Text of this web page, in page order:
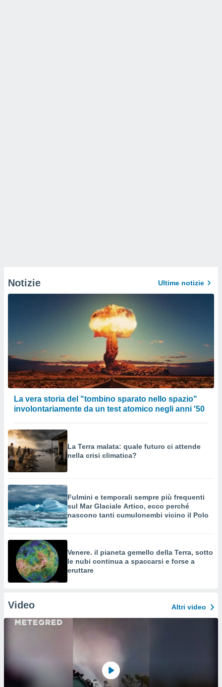
Notizie Ultime notizie
La vera storia del "tombino sparato nello spazio"
involontariamente da un test atomico negli anni '50
La Terra malata: quale futuro ci attende
nella crisi climatica?
Fulmini e temporali sempre più frequenti
sul Mar Glaciale Artico, ecco perché
nascono tanti cumulonembi vicino il Polo
Venere. il pianeta gemello della Terra, sotto
le nubi continua a spaccarsi e forse a
eruttare
Video Altri video